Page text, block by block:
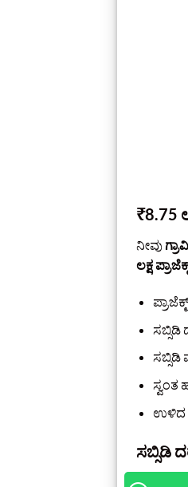
₹8.75
ನೀವು
ಲಕ್ಷ
ಸಬ್ಸಿಡಿ
ಸಬ್ಸಿಡಿ
ಸ್ವಂತ
ಉಳಿದ
ಸಬ್ಸಿಡಿ